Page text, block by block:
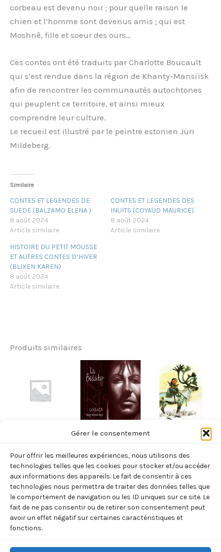
Gérer le consentement
Pour offrir les meilleures expériences, nous utilisons des
technologies telles que les cookies pour stocker et/ou accéder
aux informations des appareils. Le fait de consentir à ces
technologies nous permettra de traiter des données telles que
le comportement de navigation ou les ID uniques sur ce site. Le
fait de ne pas consentir ou de retirer son consentement peut
avoir un effet négatif sur certaines caractéristiques et
fonctions.
corbeau est devenu noir ; pour quelle raison le
chien et l’homme sont devenus amis ; qui est
Moshnê, fille et soeur des ours…
Ces contes ont été traduits par Charlotte Boucault
qui s’est rendue dans la région de Khanty-Mansiïsk
afin de rencontrer les communautés autochtones
qui peuplent ce territoire, et ainsi mieux
comprendre leur culture.
Le recueil est illustré par le peintre estonien Jüri
Mildeberg.
Similaire
CONTES ET LEGENDES DE
SUEDE (BALZAMO ELENA )
8 août 2024
Article similaire
CONTES ET LEGENDES DES
INUITS (COYAUD MAURICE)
8 août 2024
Article similaire
HISTOIRE DU PETIT MOUSSE
ET AUTRES CONTES D’HIVER
(BLIXEN KAREN)
8 août 2024
Article similaire
Produits similaires
BOREALIA
2,50€ TTC
Ajouter
au
panier
BOREALIA
15,00 TTC
Ajouter
au
panier
NOTE
« RENNE »
(Tuvschintur –
Renne)
12,00€ TTC
au